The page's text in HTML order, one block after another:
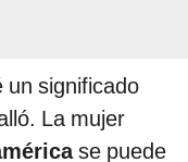
un significado
La mujer
se puede